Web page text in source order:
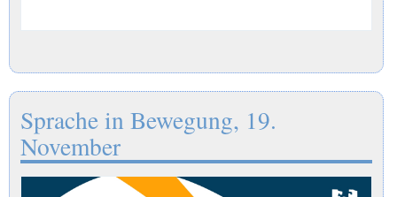
Sprache in Bewegung, 19.
November